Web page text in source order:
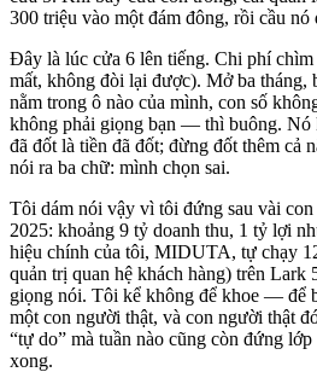
300 triệu vào một đám đông, rồi cầu nó
Đây là lúc cửa 6 lên tiếng. Chi phí
mất, không đòi lại được). Mở ba tháng,
nằm trong ô nào của mình, con số
không phải giọng bạn — thì buông. Nó
đã đốt là tiền đã đốt; đừng đốt thêm cả
nói ra ba chữ: mình chọn sai.
Tôi dám nói vậy vì tôi đứng sau vài
2025: khoảng 9 tỷ doanh thu, 1 tỷ lợi
hiệu chính của tôi, MIDUTA, tự chạy
quản trị quan hệ khách hàng) trên Lark
giọng nói. Tôi kể không để khoe — để
một con người thật, và con người thật
“tự do” mà tuần nào cũng còn đứng
xong.